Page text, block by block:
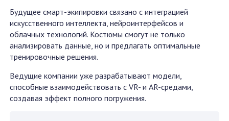
Будущее смарт-экипировки связано с интеграцией
искусственного интеллекта, нейроинтерфейсов и
облачных технологий. Костюмы смогут не только
анализировать данные, но и предлагать оптимальные
тренировочные решения.
Ведущие компании уже разрабатывают модели,
способные взаимодействовать с VR- и AR-средами,
создавая эффект полного погружения.